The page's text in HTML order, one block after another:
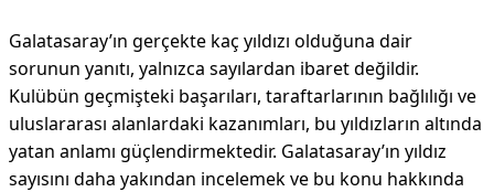
Galatasaray’ın gerçekte kaç yıldızı olduğuna dair
sorunun yanıtı, yalnızca sayılardan ibaret değildir.
Kulübün geçmişteki başarıları, taraftarlarının bağlılığı ve
uluslararası alanlardaki kazanımları, bu yıldızların altında
yatan anlamı güçlendirmektedir. Galatasaray’ın yıldız
sayısını daha yakından incelemek ve bu konu hakkında